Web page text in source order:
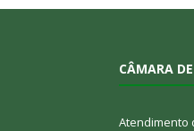
CÂMARA
Atendimento